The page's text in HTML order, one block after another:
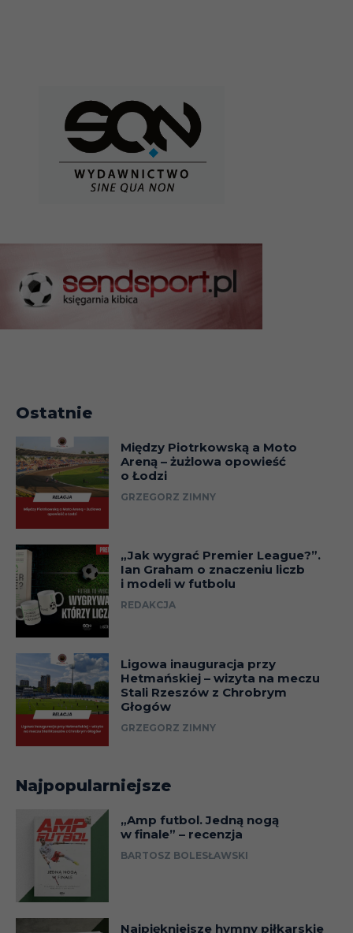
Ostatnie
Między Piotrkowską a Moto
Areną – żużlowa opowieść
o Łodzi
GRZEGORZ ZIMNY
„Jak wygrać Premier League?”.
Ian Graham o znaczeniu liczb
i modeli w futbolu
REDAKCJA
Ligowa inauguracja przy
Hetmańskiej – wizyta na meczu
Stali Rzeszów z Chrobrym
Głogów
GRZEGORZ ZIMNY
Najpopularniejsze
„Amp futbol. Jedną nogą
w finale” – recenzja
BARTOSZ BOLESŁAWSKI
Najpiękniejsze hymny piłkarskie